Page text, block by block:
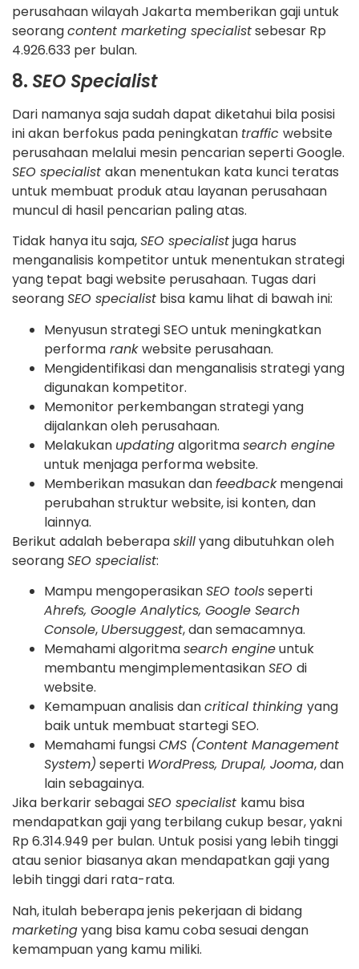
perusahaan wilayah Jakarta memberikan gaji untuk
seorangcontent marketing specialistsebesar Rp
4.926.633 per bulan.
8. SEO Specialist
Dari namanya saja sudah dapat diketahui bila posisi
ini akan berfokus pada peningkatan traffic website
perusahaan melalui mesin pencarian seperti Google.
SEO specialist akan menentukan kata kunci teratas
untuk membuat produk atau layanan perusahaan
muncul di hasil pencarian paling atas.
Tidak hanya itu saja,SEO specialistjuga harus
menganalisis kompetitor untuk menentukan strategi
yang tepat bagi website perusahaan. Tugas dari
seorangSEO specialist bisa kamu lihat di bawah ini:
Menyusun strategi SEO untuk meningkatkan
performa rankwebsite perusahaan.
Mengidentifikasi dan menganalisis strategi yang
digunakan kompetitor.
Memonitor perkembangan strategi yang
dijalankan oleh perusahaan.
Melakukan updatingalgoritmasearch engine
untuk menjaga performa website.
Memberikan masukan danfeedbackmengenai
perubahan struktur website, isi konten, dan
lainnya.
Berikut adalah beberapaskillyang dibutuhkan oleh
seorangSEO specialist:
Mampu mengoperasikanSEO toolsseperti
Ahrefs, Google Analytics, Google Search
Console, Ubersuggest, dan semacamnya.
Memahami algoritmasearch engineuntuk
membantu mengimplementasikanSEO di
website.
Kemampuan analisis dancritical thinking yang
baik untuk membuat startegi SEO.
Memahami fungsiCMS (Content Management
System) seperti WordPress, Drupal, Jooma, dan
lain sebagainya.
Jika berkarir sebagaiSEO specialist kamu bisa
mendapatkan gaji yang terbilang cukup besar, yakni
Rp 6.314.949 per bulan. Untuk posisi yang lebih tinggi
atau senior biasanya akan mendapatkan gaji yang
lebih tinggi dari rata-rata.
Nah, itulah beberapa jenis pekerjaan di bidang
marketingyang bisa kamu coba sesuai dengan
kemampuan yang kamu miliki.